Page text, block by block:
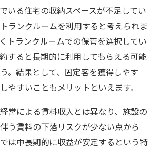
いる住宅の収納スペースが不足してい
ランクルームを利用すると考えられま
トランクルームでの保管を選択してい
すると長期的に利用してもらえる可能
。結果として、固定客を獲得しやす
やすいこともメリットといえます。
営による賃料収入とは異なり、施設の
う賃料の下落リスクが少ない点から
は中長期的に収益が安定するという特